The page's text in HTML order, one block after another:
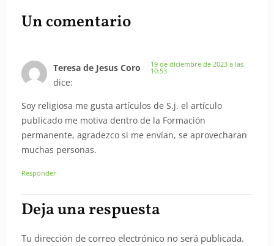
Un comentario
Teresa de Jesus Coro
dice:
19 de diciembre de 2023 a las
10:53
Soy religiosa me gusta artículos de S.j. el artículo
publicado me motiva dentro de la Formación
permanente, agradezco si me envían, se aprovecharan
muchas personas.
Responder
Deja una respuesta
Tu dirección de correo electrónico no será publicada.